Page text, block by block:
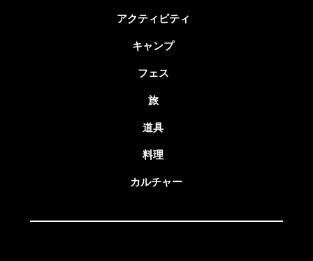
アクティビティ
キャンプ
フェス
旅
道具
料理
カルチャー